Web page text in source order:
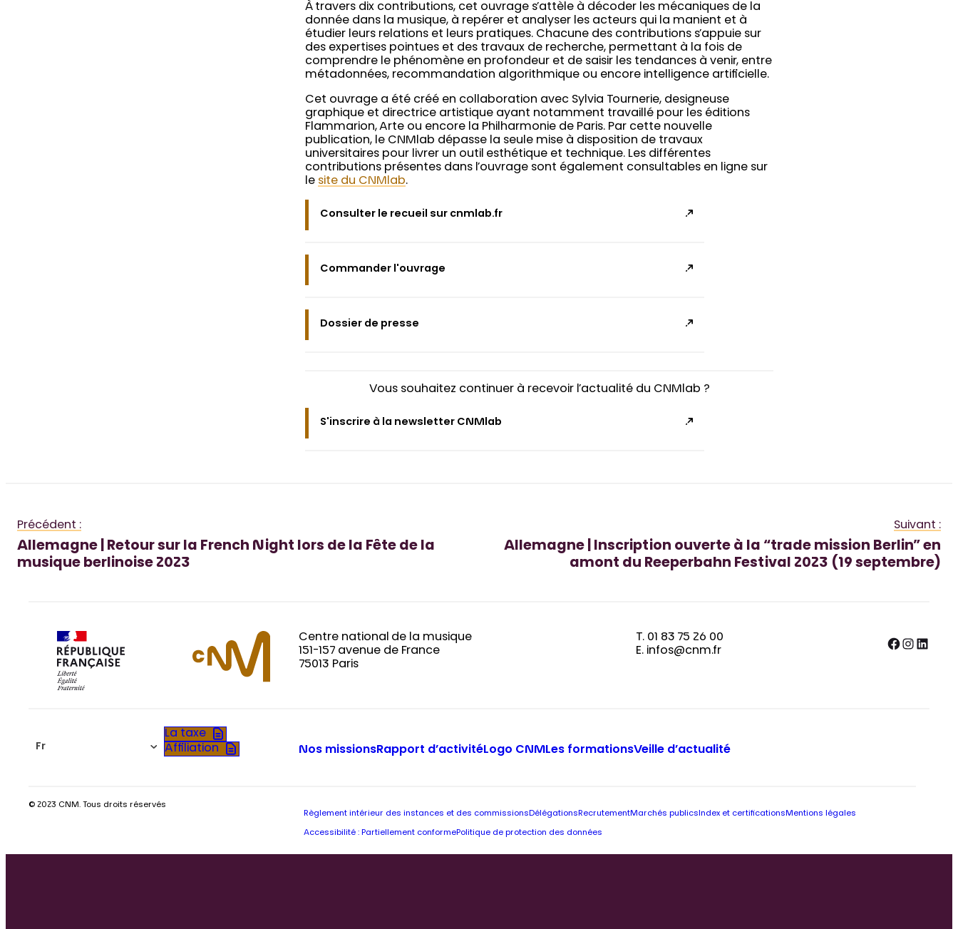
À travers dix contributions, cet ouvrage s’attèle à décoder les mécaniques de la
donnée dans la musique, à repérer et analyser les acteurs qui la manient et à
étudier leurs relations et leurs pratiques. Chacune des contributions s’appuie sur
des expertises pointues et des travaux de recherche, permettant à la fois de
comprendre le phénomène en profondeur et de saisir les tendances à venir, entre
métadonnées, recommandation algorithmique ou encore intelligence artificielle.
Cet ouvrage a été créé en collaboration avec Sylvia Tournerie, designeuse
graphique et directrice artistique ayant notamment travaillé pour les éditions
Flammarion, Arte ou encore la Philharmonie de Paris. Par cette nouvelle
publication, le CNMlab dépasse la seule mise à disposition de travaux
universitaires pour livrer un outil esthétique et technique. Les différentes
contributions présentes dans l’ouvrage sont également consultables en ligne sur
le site du CNMlab.
Consulter le recueil sur cnmlab.fr
Commander l'ouvrage
Dossier de presse
Vous souhaitez continuer à recevoir l’actualité du CNMlab ?
S'inscrire à la newsletter CNMlab
Précédent :
Allemagne | Retour sur la French Night lors de la Fête de la
musique berlinoise 2023
Suivant :
Allemagne | Inscription ouverte à la “trade mission Berlin” en
amont du Reeperbahn Festival 2023 (19 septembre)
Centre national de la musique
151-157 avenue de France
75013 Paris
T. 01 83 75 26 00
E. infos@cnm.fr
Facebook InstagramLinkedIn
Fr
La taxe
Affiliation
Nos missionsRapport d’activitéLogo CNMLes formationsVeille d’actualité
© 2023 CNM. Tous droits réservés
Règlement intérieur des instances et des commissions Délégations RecrutementMarchés publics Index et certifications Mentions légales
Accessibilité : Partiellement conformePolitique de protection des données